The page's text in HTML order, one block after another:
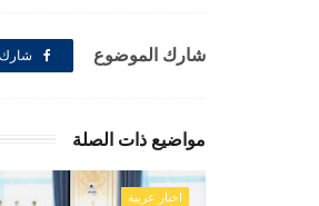
شارك الموضوع
مواضيع ذات الصلة
اخبار عربية